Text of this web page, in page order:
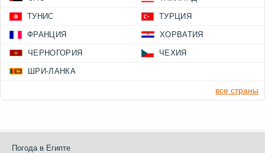
ТУНИС ТУРЦИЯ
ФРАНЦИЯ ХОРВАТИЯ
ЧЕРНОГОРИЯ ЧЕХИЯ
ШРИ-ЛАНКА
все страны
Погода в Египте